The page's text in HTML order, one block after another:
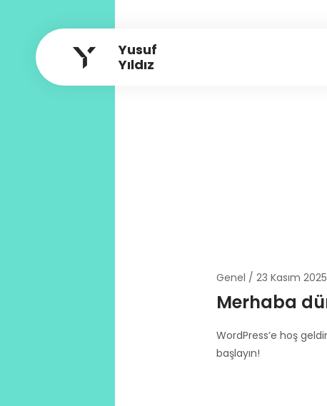
Yusuf
Yıldız
Genel / 23 Kasım 2025
Merhaba
WordPress’e hoş
başlayın!